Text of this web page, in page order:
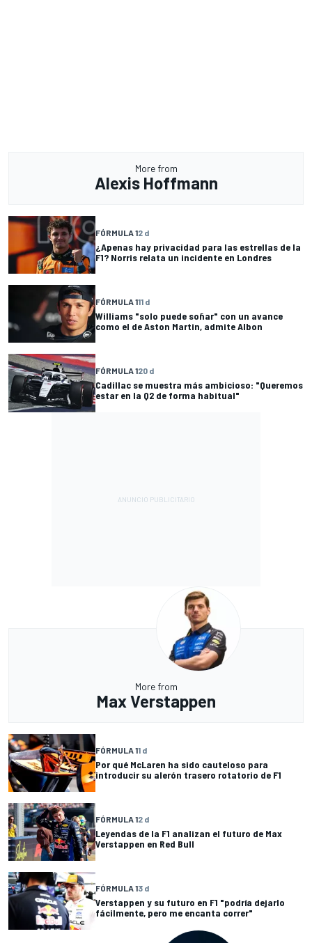
More from
Alexis Hoffmann
FÓRMULA 12 d
¿Apenas hay privacidad para las estrellas de la
F1? Norris relata un incidente en Londres
FÓRMULA 111 d
Williams "solo puede soñar" con un avance
como el de Aston Martin, admite Albon
FÓRMULA 120 d
Cadillac se muestra más ambicioso: "Queremos
estar en la Q2 de forma habitual"
More from
Max Verstappen
FÓRMULA 11 d
Por qué McLaren ha sido cauteloso para
introducir su alerón trasero rotatorio de F1
FÓRMULA 12 d
Leyendas de la F1 analizan el futuro de Max
Verstappen en Red Bull
FÓRMULA 13 d
Verstappen y su futuro en F1 "podría dejarlo
fácilmente, pero me encanta correr"